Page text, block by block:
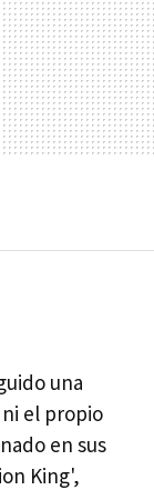
una
el propio
en sus
King',